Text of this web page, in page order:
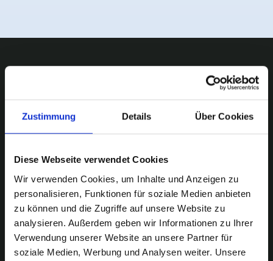
Zustimmung Details Über Cookies
Diese Webseite verwendet Cookies
Wir verwenden Cookies, um Inhalte und Anzeigen zu
personalisieren, Funktionen für soziale Medien anbieten
zu können und die Zugriffe auf unsere Website zu
analysieren. Außerdem geben wir Informationen zu Ihrer
Verwendung unserer Website an unsere Partner für
soziale Medien, Werbung und Analysen weiter. Unsere
Wir sind ISO zertifiziert
Wir sind stolz darauf, sowohl ISO
9001:2015 als auch ISO 27001:2022
zertifiziert zu sein. Diese Zertifikate
garantieren Ihnen als unseren Kunden
höchste Qualitätsstandards.
MDSYSTEC GmbH ISO 9001:2015
MDSYSTEC GmbH ISO 27001:2022